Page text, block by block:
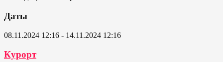
Даты
08.11.2024 12:16 - 14.11.2024 12:16
Курорт